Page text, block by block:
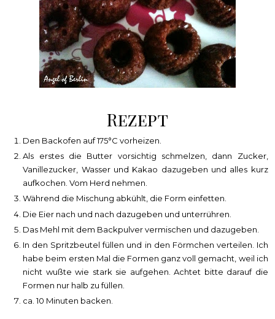
Rezept
Den Backofen auf 175°C vorheizen.
Als erstes die Butter vorsichtig schmelzen, dann Zucker,
Vanillezucker, Wasser und Kakao dazugeben und alles kurz
aufkochen. Vom Herd nehmen.
Während die Mischung abkühlt, die Form einfetten.
Die Eier nach und nach dazugeben und unterrühren.
Das Mehl mit dem Backpulver vermischen und dazugeben.
In den Spritzbeutel füllen und in den Förmchen verteilen. Ich
habe beim ersten Mal die Formen ganz voll gemacht, weil ich
nicht wußte wie stark sie aufgehen. Achtet bitte darauf die
Formen nur halb zu füllen.
ca. 10 Minuten backen.